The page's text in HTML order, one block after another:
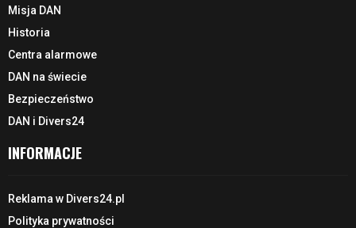
Misja DAN
Historia
Centra alarmowe
DAN na świecie
Bezpieczeństwo
DAN i Divers24
INFORMACJE
Reklama w Divers24.pl
Polityka prywatności